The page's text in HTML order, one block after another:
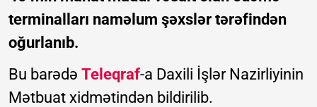
terminalları naməlum şəxslər tərəfindən
oğurlanıb.
Bu barədə Teleqraf-a Daxili İşlər Nazirliyinin
Mətbuat xidmətindən bildirilib.